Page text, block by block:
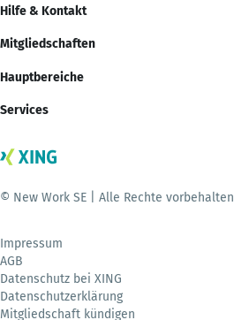
Hilfe & Kontakt
Mitgliedschaften
Hauptbereiche
Services
© New Work SE | Alle Rechte vorbehalten
Impressum
AGB
Datenschutz bei XING
Datenschutzerklärung
Mitgliedschaft kündigen